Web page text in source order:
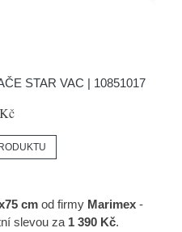
STAR VAC | 10851017
cm od firmy Marimex -
slevou za 1 390 Kč.